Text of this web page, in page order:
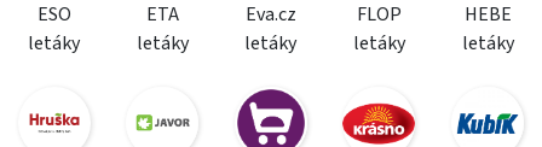
ESO
letáky
ETA
letáky
Eva.cz
letáky
FLOP
letáky
HEBE
letáky